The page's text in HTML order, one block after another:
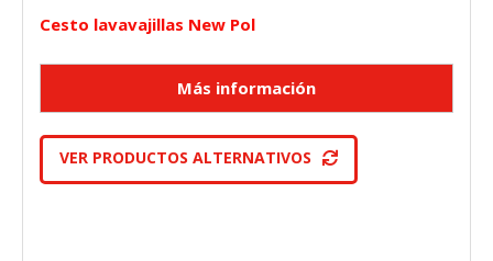
Cesto lavavajillas New Pol
VER PRODUCTOS ALTERNATIVOS